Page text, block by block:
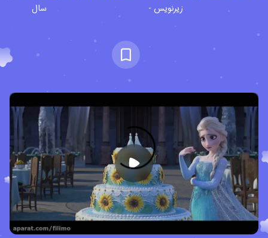
زیرنویس -
سال